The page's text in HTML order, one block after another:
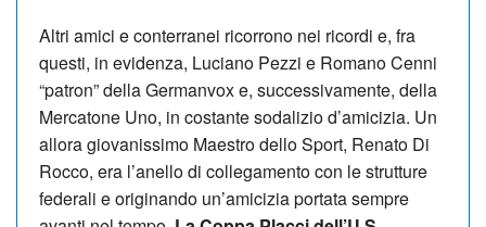
Altri amici e conterranei ricorrono nei ricordi e, fra
questi, in evidenza, Luciano Pezzi e Romano Cenni
“patron” della Germanvox e, successivamente, della
Mercatone Uno, in costante sodalizio d’amicizia. Un
allora giovanissimo Maestro dello Sport, Renato Di
Rocco, era l’anello di collegamento con le strutture
federali e originando un’amicizia portata sempre